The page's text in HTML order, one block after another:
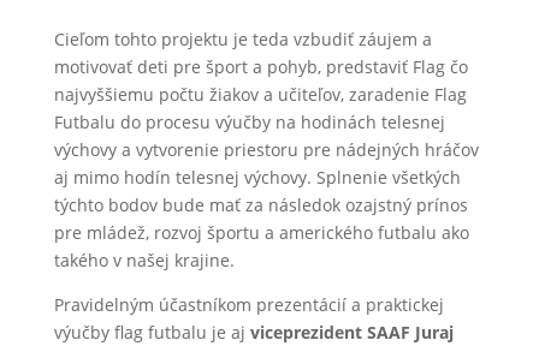
Cieľom tohto projektu je teda vzbudiť záujem a
motivovať deti pre šport a pohyb, predstaviť Flag čo
najvyššiemu počtu žiakov a učiteľov, zaradenie Flag
Futbalu do procesu výučby na hodinách telesnej
výchovy a vytvorenie priestoru pre nádejných hráčov
aj mimo hodín telesnej výchovy. Splnenie všetkých
týchto bodov bude mať za následok ozajstný prínos
pre mládež, rozvoj športu a amerického futbalu ako
takého v našej krajine.
Pravidelným účastníkom prezentácií a praktickej
výučby flag futbalu je aj viceprezident SAAF Juraj